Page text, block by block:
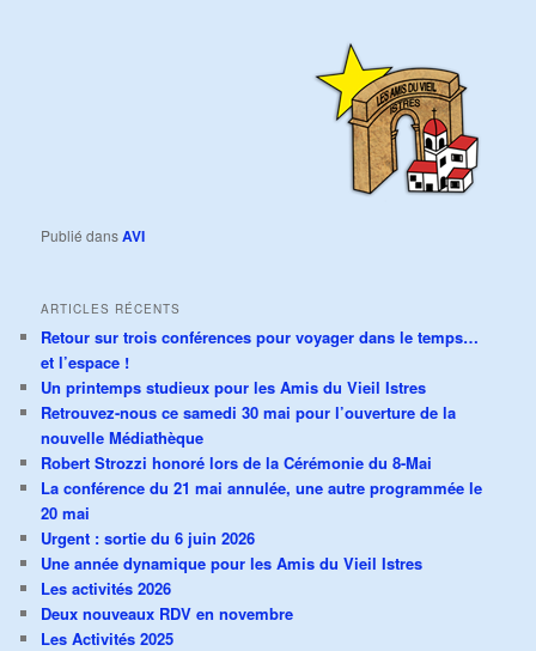
Publié dansAVI
ARTICLES RÉCENTS
Retour sur trois conférences pour voyager dans le temps…
et l’espace !
Un printemps studieux pour les Amis du Vieil Istres
Retrouvez-nous ce samedi 30 mai pour l’ouverture de la
nouvelle Médiathèque
Robert Strozzi honoré lors de la Cérémonie du 8-Mai
La conférence du 21 mai annulée, une autre programmée le
20 mai
Urgent : sortie du 6 juin 2026
Une année dynamique pour les Amis du Vieil Istres
Les activités 2026
Deux nouveaux RDV en novembre
Les Activités 2025